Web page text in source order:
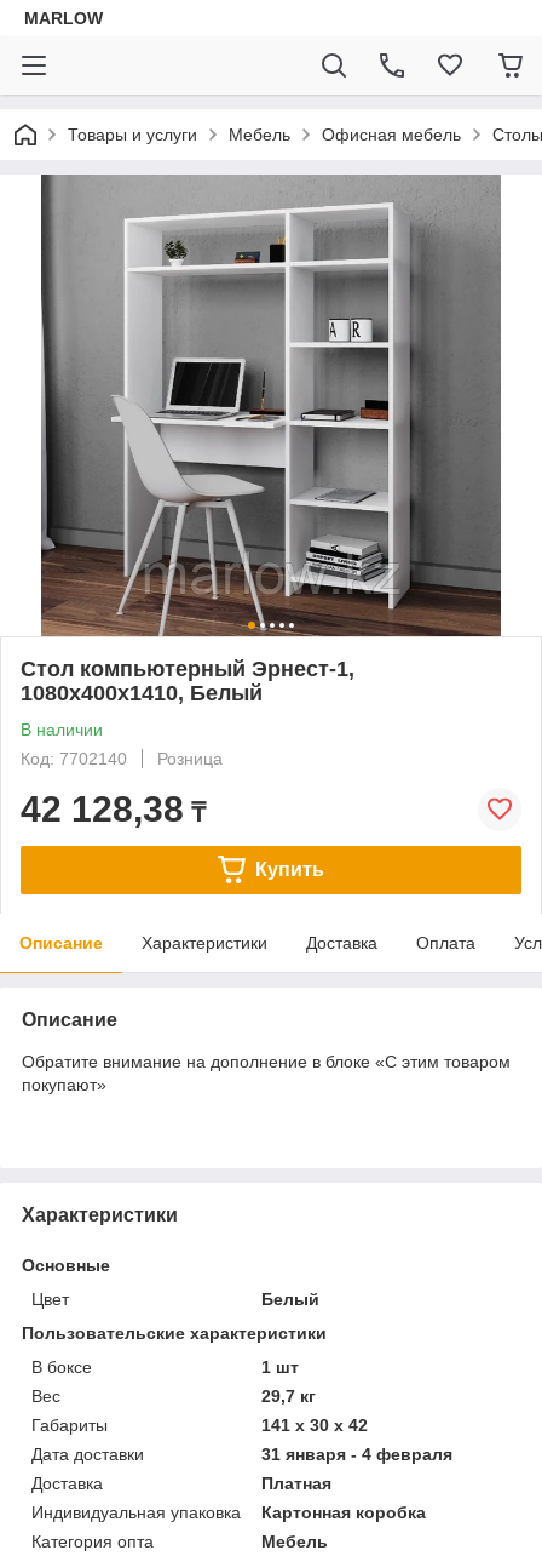
MARLOW
Товары и услуги Мебель Офисная мебель Столы
Стол компьютерный Эрнест-1,
1080х400х1410, Белый
В наличии
Код: 7702140
Розница
42 128,38 ₸
Купить
Описание Характеристики Доставка Оплата
Описание
Обратите внимание на дополнение в блоке «С этим товаром
покупают»
Характеристики
Основные
Цвет
Белый
Пользовательские характеристики
В боксе
1 шт
Вес
29,7 кг
Габариты
141 x 30 x 42
Дата доставки
31 января - 4 февраля
Доставка
Платная
Индивидуальная упаковка
Картонная коробка
Категория опта
Мебель